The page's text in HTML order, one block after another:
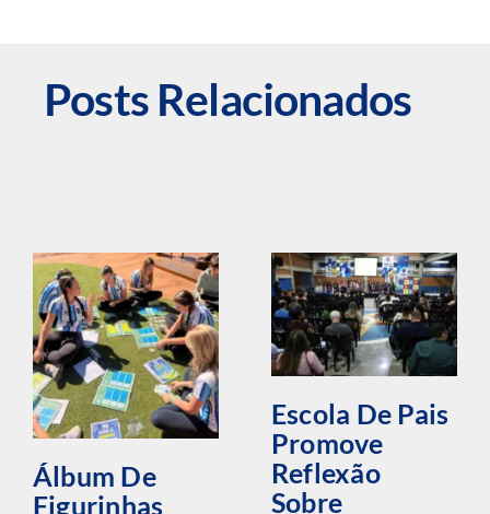
Posts Relacionados
Álbum De
Figurinhas
Escola De Pais
Promove
Reflexão
Sobre